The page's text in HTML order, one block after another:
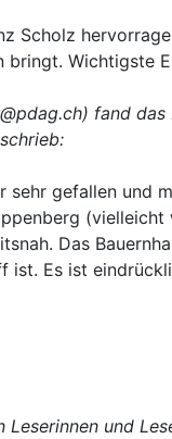
Scholz
Wichtigste
fand
gefallen und
Das
ist. Es ist
und